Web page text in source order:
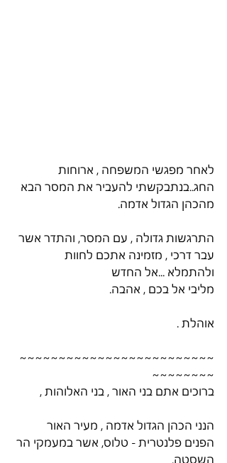
לאחר מפגשי המשפחה , ארוחות
החג..בנתבקשתי להעביר את המסר הבא
מהכהן הגדול אדמה.
התרגשות גדולה , עם המסר, והתדר אשר
עבר דרכי , מזמינה אתכם לחוות
ולהתמלא ...אל החדש
מליבי אל בכם , אהבה.
אוהלת .
~~~~~~~~~~~~~~~~~~~~~~~~~
~~~~~~~~
ברוכים אתם בני האור , בני האלוהות ,
הנני הכהן הגדול אדמה , מעיר האור
הפנים פלנטרית - טלוס, אשר במעמקי הר
השסטה.